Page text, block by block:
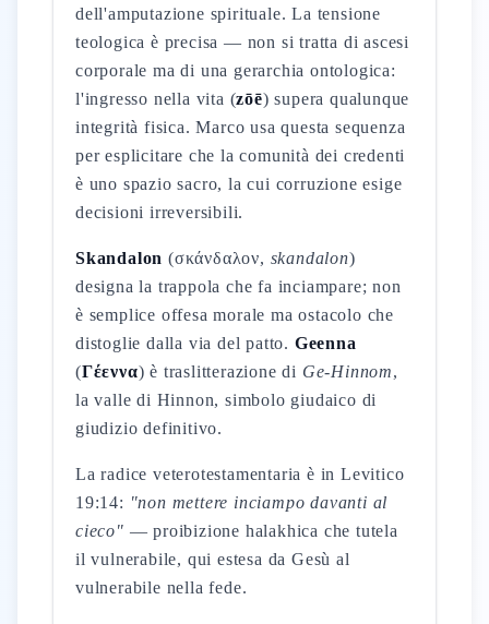
dell'amputazione spirituale. La tensione
teologica è precisa — non si tratta di ascesi
corporale ma di una gerarchia ontologica:
l'ingresso nella vita (zōē) supera qualunque
integrità fisica. Marco usa questa sequenza
per esplicitare che la comunità dei credenti
è uno spazio sacro, la cui corruzione esige
decisioni irreversibili.
Skandalon (σκάνδαλον, skandalon)
designa la trappola che fa inciampare; non
è semplice offesa morale ma ostacolo che
distoglie dalla via del patto. Geenna
(Γέεννα) è traslitterazione di Ge-Hinnom,
la valle di Hinnon, simbolo giudaico di
giudizio definitivo.
La radice veterotestamentaria è in Levitico
19:14: "non mettere inciampo davanti al
cieco" — proibizione halakhica che tutela
il vulnerabile, qui estesa da Gesù al
vulnerabile nella fede.